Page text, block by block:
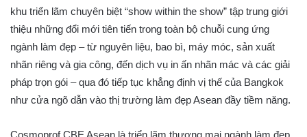
khu triển lãm chuyên biệt “show within the show” tập trung giới
thiệu những đổi mới tiên tiến trong toàn bộ chuỗi cung ứng
ngành làm đẹp – từ nguyên liệu, bao bì, máy móc, sản xuất
nhãn riêng và gia công, đến dịch vụ in ấn nhãn mác và các giải
pháp trọn gói – qua đó tiếp tục khẳng định vị thế của Bangkok
như cửa ngõ dẫn vào thị trường làm đẹp Asean đầy tiềm năng.
Cosmoprof CBE Asean là triển lãm thương mại ngành làm đẹp